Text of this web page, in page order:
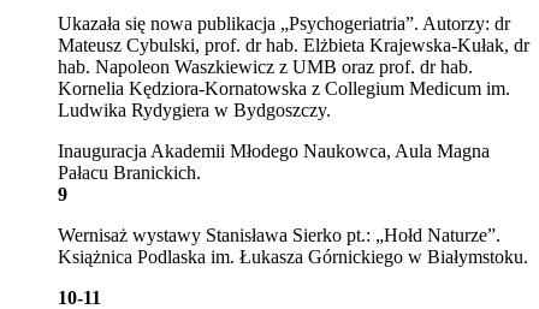
Ukazała się nowa publikacja „Psychogeriatria”. Autorzy: dr
Mateusz Cybulski, prof. dr hab. Elżbieta Krajewska-Kułak, dr
hab. Napoleon Waszkiewicz z UMB oraz prof. dr hab.
Kornelia Kędziora-Kornatowska z Collegium Medicum im.
Ludwika Rydygiera w Bydgoszczy.
Inauguracja Akademii Młodego Naukowca, Aula Magna
Pałacu Branickich.
9
Wernisaż wystawy Stanisława Sierko pt.: „Hołd Naturze”.
Książnica Podlaska im. Łukasza Górnickiego w Białymstoku.
10-11